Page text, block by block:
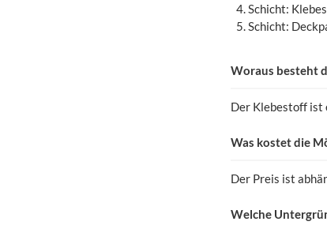
Schicht:
Schicht:
Woraus besteht
Der Klebestoff ist
Was kostet die
Der Preis ist
Welche